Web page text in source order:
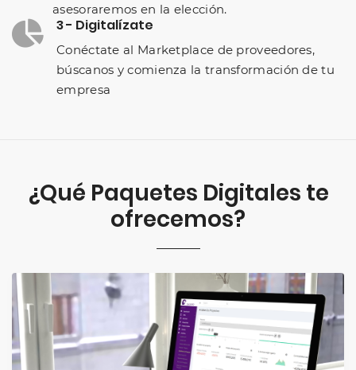
asesoraremos en la elección.
3 - Digitalízate
Conéctate al Marketplace de proveedores,
búscanos y comienza la transformación de tu
empresa
¿Qué Paquetes Digitales te
ofrecemos?